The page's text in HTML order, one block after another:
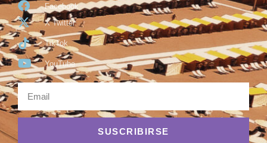
Facebook
X Twitter
TikTok
YouTube
SUSCRIBIRSE